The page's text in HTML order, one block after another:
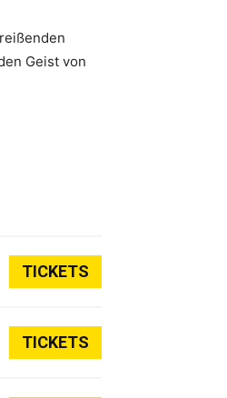
Geist von
TICKETS
TICKETS